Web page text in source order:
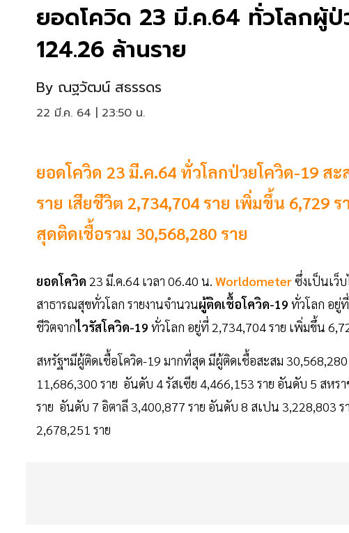
ยอดโควิด 23 มี.ค.64 ทั่วโลกผู้
124.26 ล้านราย
By ณฐวัฒน์ สธรรดร
22 มี.ค. 64 | 23:50 น.
ยอดโควิด 23 มี.ค.64 ทั่วโลกป่วยโควิด-19 ส
ราย เสียชีวิต 2,734,704 ราย เพิ่มขึ้น 6,729
สุดติดเชื้อรวม 30,568,280 ราย
ยอดโควิด 23 มี.ค.64 เวลา 06.40 น. Worldometerซึ่งเป็นเว็
สาธารณสุขทั่วโลก รายงานจำนวนผู้ติดเชื้อโควิด-19 ทั่วโลก อยู่
ชีวิตจากไวรัสโควิด-19 ทั่วโลก อยู่ที่ 2,734,704 ราย เพิ่มขึ้น
สหรัฐฯมีผู้ติดเชื้อโควิด-19 มากที่สุด มีผู้ติดเชื้อสะสม
11,686,300 ราย อันดับ 4 รัสเซีย 4,466,153 ราย อันดับ 5 สห
ราย อันดับ 7 อิตาลี 3,400,877 ราย อันดับ 8 สเปน 3,228,803
2,678,251 ราย